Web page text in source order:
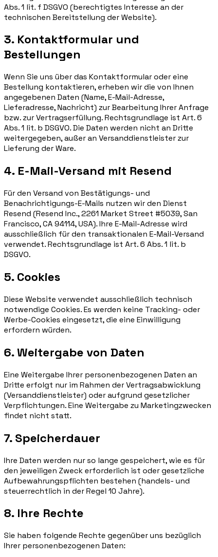
Abs. 1 lit. f DSGVO (berechtigtes Interesse an der
technischen Bereitstellung der Website).
3. Kontaktformular und
Bestellungen
Wenn Sie uns über das Kontaktformular oder eine
Bestellung kontaktieren, erheben wir die von Ihnen
angegebenen Daten (Name, E-Mail-Adresse,
Lieferadresse, Nachricht) zur Bearbeitung Ihrer Anfrage
bzw. zur Vertragserfüllung. Rechtsgrundlage ist Art. 6
Abs. 1 lit. b DSGVO. Die Daten werden nicht an Dritte
weitergegeben, außer an Versanddienstleister zur
Lieferung der Ware.
4. E-Mail-Versand mit Resend
Für den Versand von Bestätigungs- und
Benachrichtigungs-E-Mails nutzen wir den Dienst
Resend (Resend Inc., 2261 Market Street #5039, San
Francisco, CA 94114, USA). Ihre E-Mail-Adresse wird
ausschließlich für den transaktionalen E-Mail-Versand
verwendet. Rechtsgrundlage ist Art. 6 Abs. 1 lit. b
DSGVO.
5. Cookies
Diese Website verwendet ausschließlich technisch
notwendige Cookies. Es werden keine Tracking- oder
Werbe-Cookies eingesetzt, die eine Einwilligung
erfordern würden.
6. Weitergabe von Daten
Eine Weitergabe Ihrer personenbezogenen Daten an
Dritte erfolgt nur im Rahmen der Vertragsabwicklung
(Versanddienstleister) oder aufgrund gesetzlicher
Verpflichtungen. Eine Weitergabe zu Marketingzwecken
findet nicht statt.
7. Speicherdauer
Ihre Daten werden nur so lange gespeichert, wie es für
den jeweiligen Zweck erforderlich ist oder gesetzliche
Aufbewahrungspflichten bestehen (handels- und
steuerrechtlich in der Regel 10 Jahre).
8. Ihre Rechte
Sie haben folgende Rechte gegenüber uns bezüglich
Ihrer personenbezogenen Daten: